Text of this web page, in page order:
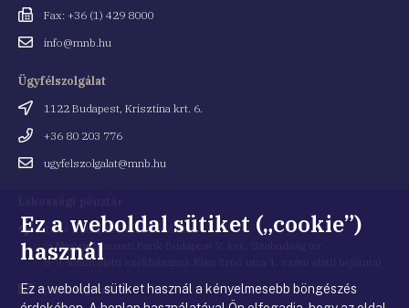
Fax
Fax: +36 (1) 429 8000
Emailinfo@mnb.hu
Ügyfélszolgálat
Cím
1122 Budapest, Krisztina krt. 6.
Telefonszám
+36 80 203 776
Emailugyfelszolgalat@mnb.hu
Cím 1054 Budapest, Kiss Ernő utca 1.
(a Magyar Nemzeti Bank Budapest V. ker., Szabadság tér
8-9. szám alatti székházának Kiss Ernő utca 1. szám alatti bejárata)
Email
cím
penztar@mnb.hu
Ez a weboldal sütiket („cookie”)
használ
Ez a weboldal sütiket használ a kényelmesebb böngészés